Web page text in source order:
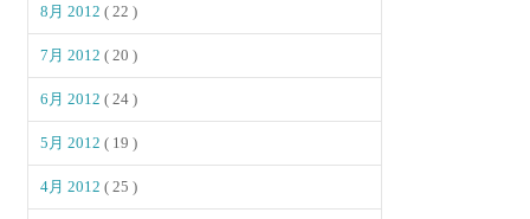
8月 2012( 22 )
7月 2012( 20 )
6月 2012( 24 )
5月 2012( 19 )
4月 2012( 25 )